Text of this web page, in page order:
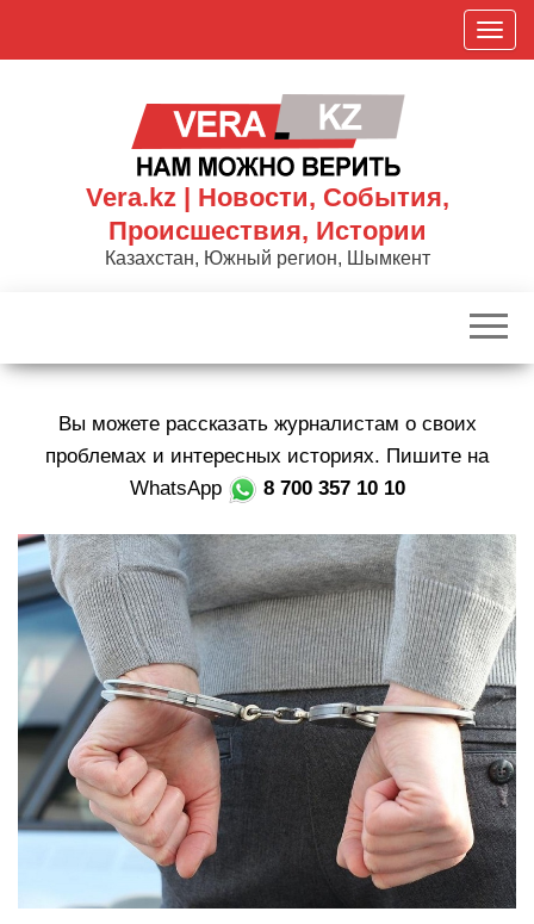
П
о
к
р
в
и
г
а
ц
и
ю
Vera.kz | Новости, События,
Происшествия, Истории
Казахстан, Южный регион, Шымкент
Вы можете рассказать журналистам о своих
проблемах и интересных историях. Пишите на
WhatsApp
8 700 357 10 10